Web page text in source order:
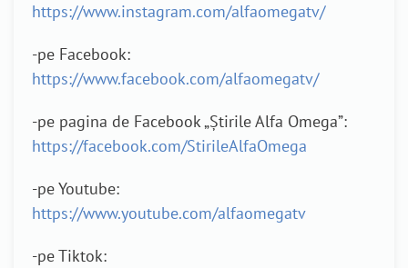
https://www.instagram.com/alfaomegatv/
-pe Facebook:
https://www.facebook.com/alfaomegatv/
-pe pagina de Facebook „Știrile Alfa Omega”:
https://facebook.com/StirileAlfaOmega
-pe Youtube:
https://www.youtube.com/alfaomegatv
-pe Tiktok: